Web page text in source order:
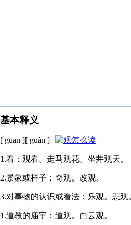
基本释义
[ guān ][ guàn ]
1.看：观看。走马观花。坐井观天。
2.景象或样子：奇观。改观。
3.对事物的认识或看法：乐观。悲观
1.道教的庙宇：道观。白云观。